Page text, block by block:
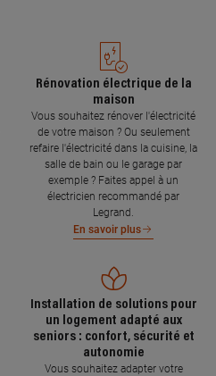
Rénovation électrique de la
maison
Vous souhaitez rénover l'électricité
de votre maison ? Ou seulement
refaire l'électricité dans la cuisine, la
salle de bain ou le garage par
exemple ? Faites appel à un
électricien recommandé par
Legrand.
En savoir plus
Installation de solutions pour
un logement adapté aux
seniors : confort, sécurité et
autonomie
Vous souhaitez adapter votre